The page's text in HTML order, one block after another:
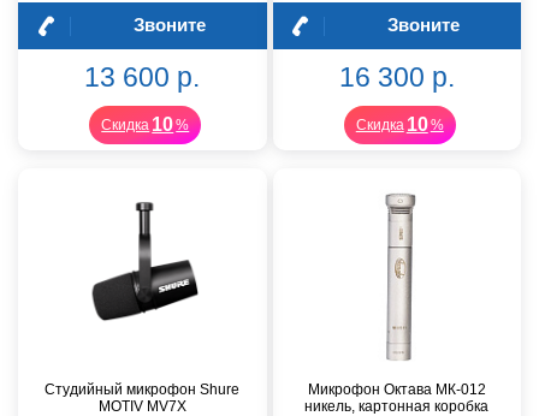
Звоните
13 600 р.
Скидка 10%
Звоните
16 300 р.
Скидка 10%
Студийный микрофон Shure
MOTIV MV7X
Микрофон Октава МК-012
никель, картонная коробка